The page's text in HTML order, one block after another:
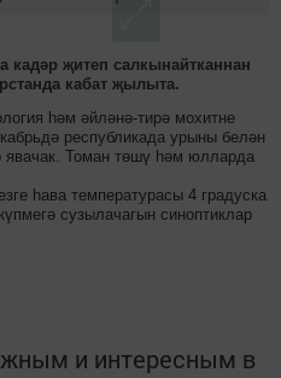
кадәр җитеп салкынайтканнан
кабат җылыта.
һәм әйләнә-тирә мохитне
республикада урыны белән
явачак. Томан төшү һәм юлларда
һава температурасы 4 градуска
сузылачагын синоптиклар
и интересным в